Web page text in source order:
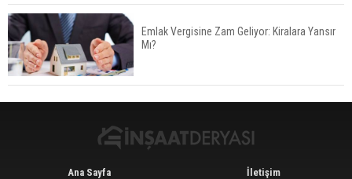
TOKİ 51 İlde 540 Konut ve İş Yerini Satışa
Sunuyor
Emlak Vergisine Zam Geliyor: Kiralara Yansır
Mı?
Ana Sayfa
İletişim